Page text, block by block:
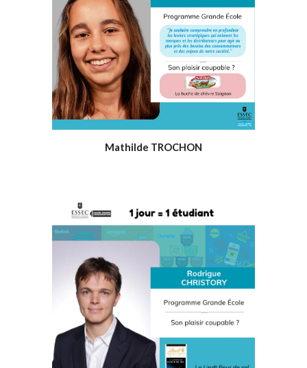
Mathilde TROCHON